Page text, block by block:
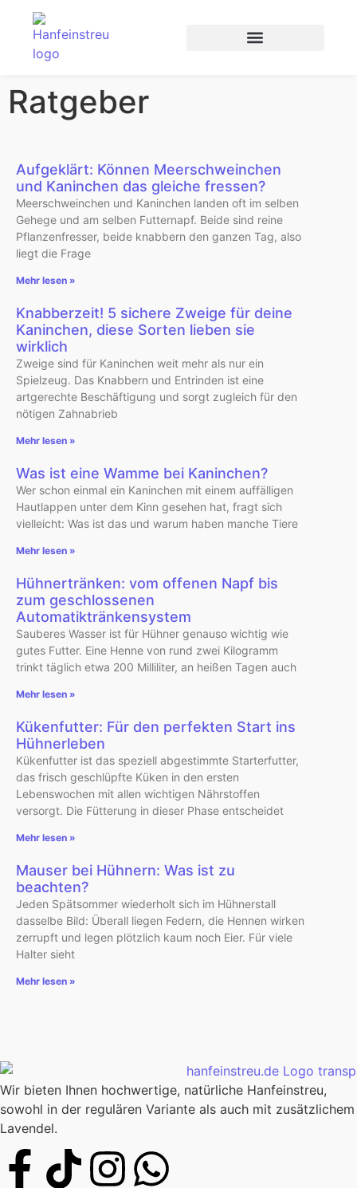
Ratgeber
Aufgeklärt: Können Meerschweinchen
und Kaninchen das gleiche fressen?
Meerschweinchen und Kaninchen landen oft im selben
Gehege und am selben Futternapf. Beide sind reine
Pflanzenfresser, beide knabbern den ganzen Tag, also
liegt die Frage
Mehr lesen »
Knabberzeit! 5 sichere Zweige für deine
Kaninchen, diese Sorten lieben sie
wirklich
Zweige sind für Kaninchen weit mehr als nur ein
Spielzeug. Das Knabbern und Entrinden ist eine
artgerechte Beschäftigung und sorgt zugleich für den
nötigen Zahnabrieb
Mehr lesen »
Was ist eine Wamme bei Kaninchen?
Wer schon einmal ein Kaninchen mit einem auffälligen
Hautlappen unter dem Kinn gesehen hat, fragt sich
vielleicht: Was ist das und warum haben manche Tiere
Mehr lesen »
Hühnertränken: vom offenen Napf bis
zum geschlossenen
Automatiktränkensystem
Sauberes Wasser ist für Hühner genauso wichtig wie
gutes Futter. Eine Henne von rund zwei Kilogramm
trinkt täglich etwa 200 Milliliter, an heißen Tagen auch
Mehr lesen »
Kükenfutter: Für den perfekten Start ins
Hühnerleben
Kükenfutter ist das speziell abgestimmte Starterfutter,
das frisch geschlüpfte Küken in den ersten
Lebenswochen mit allen wichtigen Nährstoffen
versorgt. Die Fütterung in dieser Phase entscheidet
Mehr lesen »
Mauser bei Hühnern: Was ist zu
beachten?
Jeden Spätsommer wiederholt sich im Hühnerstall
dasselbe Bild: Überall liegen Federn, die Hennen wirken
zerrupft und legen plötzlich kaum noch Eier. Für viele
Halter sieht
Mehr lesen »
Wir bieten Ihnen hochwertige, natürliche Hanfeinstreu,
sowohl in der regulären Variante als auch mit zusätzlichem
Lavendel.